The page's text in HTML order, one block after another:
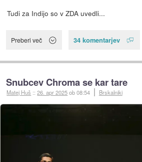
Tudi za Indijo so v ZDA uvedli...
Preberi več 34 komentarjev
Snubcev Chroma se kar tare
Matej Huš ::26. apr 2025ob 08:54 Brskalniki